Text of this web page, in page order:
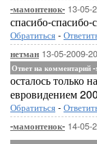
-мамонтенок- 13-05-
спасибо-спасибо-
Обратиться -
нетман 13-05-2009-
Ответ на комментарий
осталось только
евровидением
Обратиться -
-мамонтенок- 14-05-